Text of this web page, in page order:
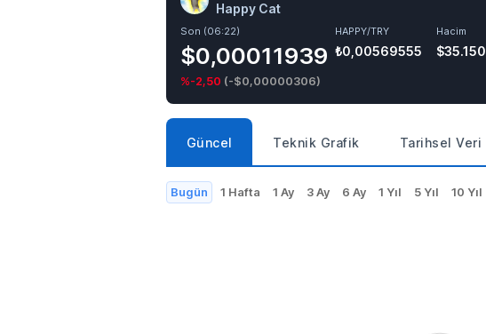
Happy Cat
Son (06:22)
$0,00011939
%-2,50 (-$0,00000306)
HAPPY/TRY
₺0,00569555
Hacim
$35.150
Güncel Teknik Grafik Tarihsel Veri
Bugün 1 Hafta 1 Ay 3 Ay 6 Ay 1 Yıl 5 Yıl 10 Yıl